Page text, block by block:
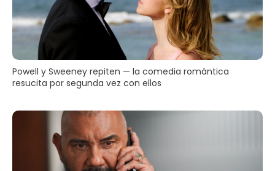
Powell y Sweeney repiten — la comedia romántica
resucita por segunda vez con ellos